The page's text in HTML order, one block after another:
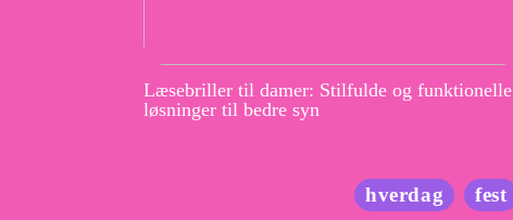
Læsebriller til damer: Stilfulde og funktionelle
løsninger til bedre syn
hverdag fest